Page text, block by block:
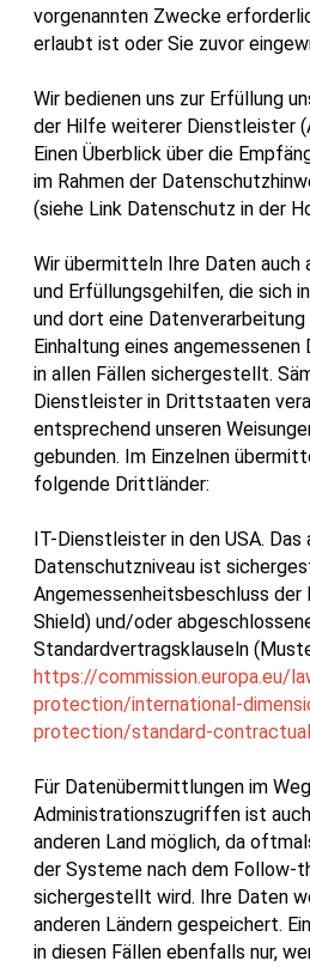
vorgenannten Zwecke
erlaubt ist oder Sie zuvor
Wir bedienen uns zur Erfüllung
der Hilfe weiterer Dienstleister
Einen Überblick über die
im Rahmen der
(siehe Link Datenschutz in der
Wir übermitteln Ihre Daten
und Erfüllungsgehilfen, die sich
und dort eine Datenverarbeitung
Einhaltung eines
in allen Fällen sichergestellt.
Dienstleister in Drittstaaten
entsprechend unseren
gebunden. Im Einzelnen
folgende Drittländer:
IT-Dienstleister in den USA. Das
Datenschutzniveau ist
Angemessenheitsbeschluss der
Shield) und/oder
Standardvertragsklauseln
https://commission.europa.eu/
protection/international-
protection/standard-
Für Datenübermittlungen im
Administrationszugriffen ist
anderen Land möglich, da
der Systeme nach dem Follow-
sichergestellt wird. Ihre Daten
anderen Ländern gespeichert.
in diesen Fällen ebenfalls nur,